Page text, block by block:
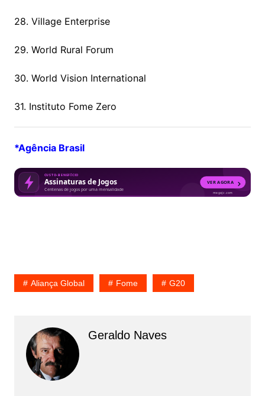
28. Village Enterprise
29. World Rural Forum
30. World Vision International
31. Instituto Fome Zero
*Agência Brasil
Aliança Global Fome G20
Geraldo Naves